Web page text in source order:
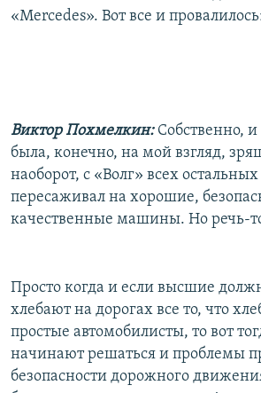
«Mercedes». Вот все и
Виктор Похмелкин: Собственно, и
была, конечно, на мой взгляд,
наоборот, с «Волг» всех
пересаживал на хорошие,
качественные машины. Но речь-
Просто когда и если высшие
хлебают на дорогах все то, что
простые автомобилисты, то вот
начинают решаться и проблемы
безопасности дорожного